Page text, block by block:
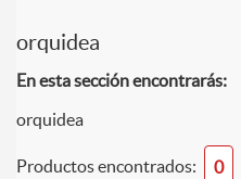
orquidea
En esta sección encontrarás:
orquidea
Productos encontrados: 0